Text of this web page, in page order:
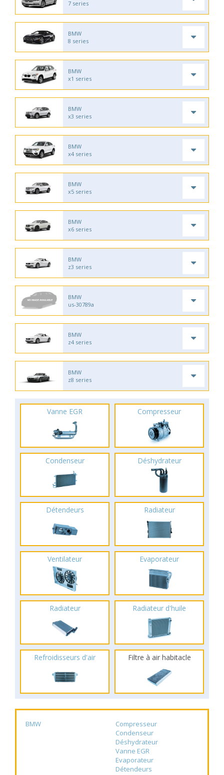
7 series
BMW
8 series
BMW
x1 series
BMW
x3 series
BMW
x4 series
BMW
x5 series
BMW
x6 series
BMW
z3 series
BMW
us-30789a
BMW
z4 series
BMW
z8 series
Vanne EGR Compresseur
Condenseur Déshydrateur
Détendeurs Radiateur
Ventilateur Evaporateur
Radiateur Radiateur d'huile
Refroidisseurs d'air Filtre à air habitacle
BMW
Compresseur
Condenseur
Déshydrateur
Vanne EGR
Evaporateur
Détendeurs